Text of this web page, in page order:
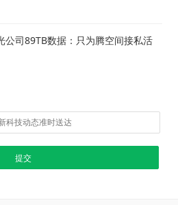
公司89TB数据：只为腾空间接私活